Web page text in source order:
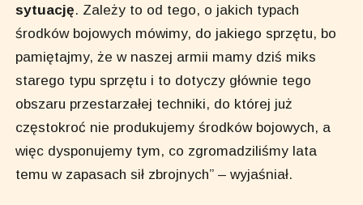
sytuację. Zależy to od tego, o jakich typach
środków bojowych mówimy, do jakiego sprzętu, bo
pamiętajmy, że w naszej armii mamy dziś miks
starego typu sprzętu i to dotyczy głównie tego
obszaru przestarzałej techniki, do której już
częstokroć nie produkujemy środków bojowych, a
więc dysponujemy tym, co zgromadziliśmy lata
temu w zapasach sił zbrojnych” – wyjaśniał.